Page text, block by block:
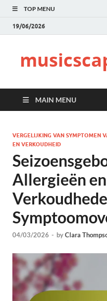
TOP MENU
19/06/2026
MAIN MENU
VERGELIJKING VAN SYMPTOMEN
EN VERKOUDHEID
Allergieën en
04/03/2026 - byClara